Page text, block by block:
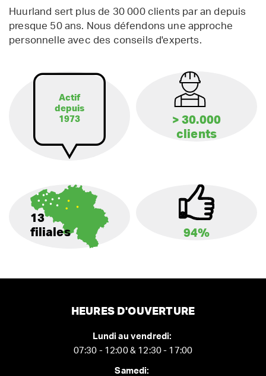
Huurland sert plus de 30 000 clients par an depuis
presque 50 ans. Nous défendons une approche
personnelle avec des conseils d'experts.
Actif
depuis
1973
> 30.000
clients
13
filiales
94%
HEURES D'OUVERTURE
Lundi au vendredi:
07:30 - 12:00 & 12:30 - 17:00
Samedi: